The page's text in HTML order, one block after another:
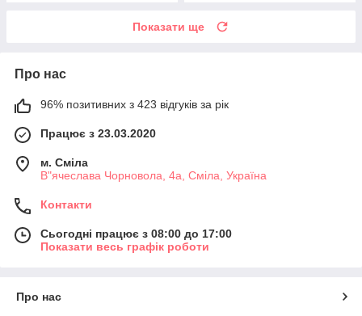
Показати ще
Про нас
96% позитивних з 423 відгуків за рік
Працює з 23.03.2020
м. Сміла
В"ячеслава Чорновола, 4а, Сміла, Україна
Контакти
Сьогодні працює з 08:00 до 17:00
Показати весь графік роботи
Про нас